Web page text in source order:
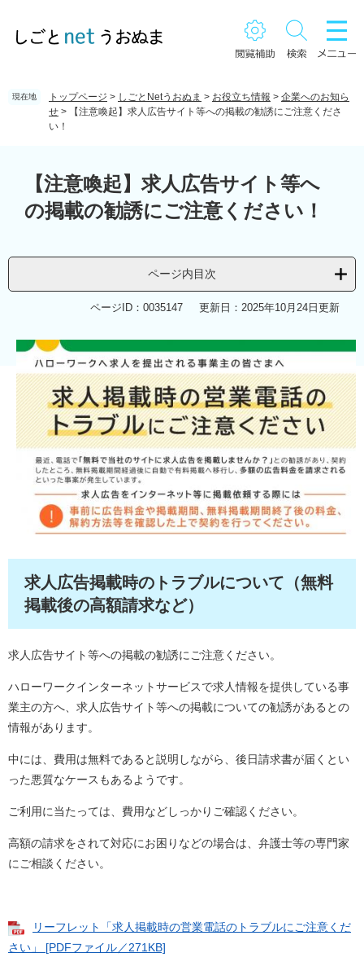
現在地 トップページ > しごとNetうおぬま > お役立ち情報 > 企業へのお知ら
せ >
【注意喚起】求人広告サイト等への掲載の勧誘にご注意くださ
い！
【注意喚起】求人広告サイト等へ
の掲載の勧誘にご注意ください！
ページ内目次
ページID：0035147 更新日：2025年10月24日更新
求人広告掲載時のトラブルについて（無料
掲載後の高額請求など）
​求人広告サイト等への掲載の勧誘にご注意ください。
ハローワークインターネットサービスで求人情報を提供している事
業主の方へ、求人広告サイト等への掲載についての勧誘があるとの
情報があります。
中には、費用は無料であると説明しながら、後日請求書が届くとい
った悪質なケースもあるようです。
ご利用に当たっては、費用などしっかりご確認ください。
高額の請求をされて対応にお困りなどの場合は、弁護士等の専門家
にご相談ください。
リーフレット「求人掲載時の営業電話のトラブルにご注意くだ
さい」 [PDFファイル／271KB]